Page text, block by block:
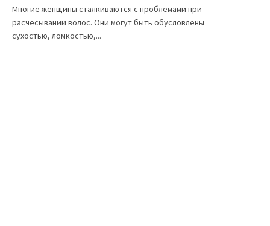
Многие женщины сталкиваются с проблемами при
расчесывании волос. Они могут быть обусловлены
сухостью, ломкостью,...